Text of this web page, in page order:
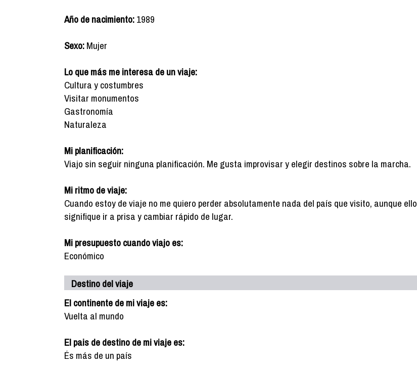
Año de nacimiento:1989
Sexo:Mujer
Lo que más me interesa de un viaje:
Cultura y costumbres
Visitar monumentos
Gastronomía
Naturaleza
Mi planificación:
Viajo sin seguir ninguna planificación. Me gusta improvisar y elegir destinos sobre la marcha.
Mi ritmo de viaje:
Cuando estoy de viaje no me quiero perder absolutamente nada del país que visito, aunque ello
signifique ir a prisa y cambiar rápido de lugar.
Mi presupuesto cuando viajo es:
Económico
Destino del viaje
El continente de mi viaje es:
Vuelta al mundo
El pais de destino de mi viaje es:
És más de un país